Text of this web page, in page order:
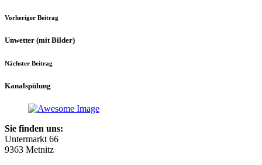
Vorheriger Beitrag
Unwetter (mit Bilder)
Nächster Beitrag
Kanalspülung
Sie finden uns:
Untermarkt 66
9363 Metnitz